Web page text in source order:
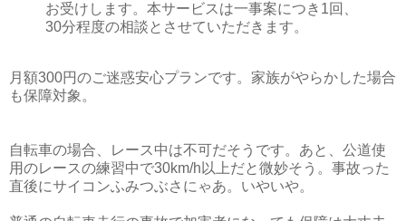
お受けします。本サービスは一事案につき1回、
30分程度の相談とさせていただきます。
月額300円のご迷惑安心プランです。家族がやらかした場合
も保障対象。
自転車の場合、レース中は不可だそうです。あと、公道使
用のレースの練習中で30km/h以上だと微妙そう。事故った
直後にサイコンふみつぶさにゃあ。いやいや。